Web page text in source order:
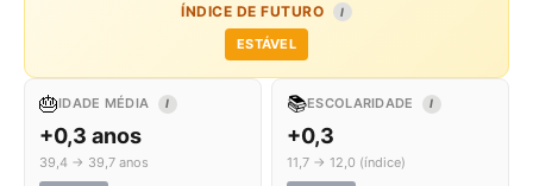
ÍNDICE DE FUTURO I
ESTÁVEL
🎂IDADE MÉDIA I
+0,3 anos
39,4 → 39,7 anos
📚ESCOLARIDADE I
+0,3
11,7 → 12,0 (índice)